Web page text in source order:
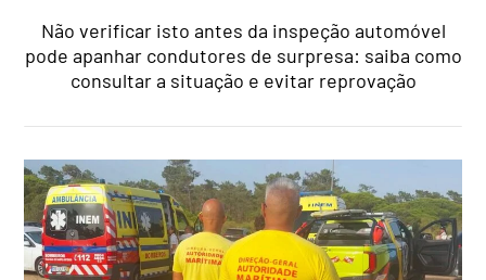
Não verificar isto antes da inspeção automóvel
pode apanhar condutores de surpresa: saiba como
consultar a situação e evitar reprovação